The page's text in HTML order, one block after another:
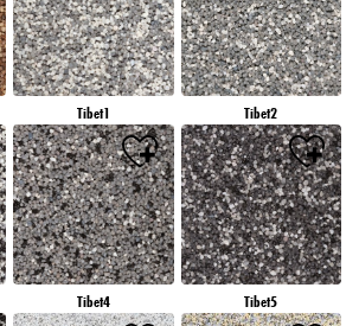
Tibet1 Tibet2
Tibet4 Tibet5